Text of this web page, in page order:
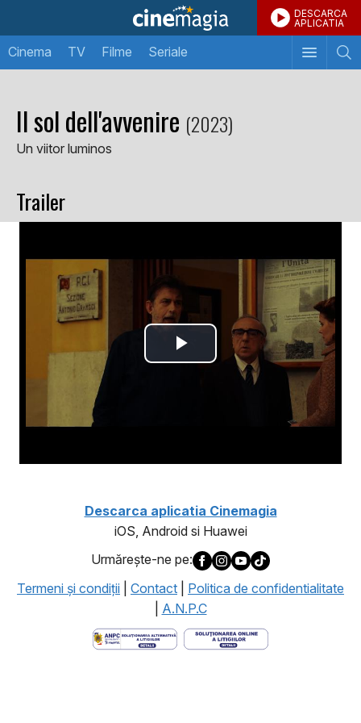
DESCARCA
APLICATIA
Cinema TV Filme Seriale
Il sol dell'avvenire (2023)
Un viitor luminos
Trailer
Descarca aplicatia Cinemagia
iOS, Android si Huawei
Urmăreşte-ne pe:
Termeni şi condiţii
Contact
Politica de confidentialitate
A.N.P.C